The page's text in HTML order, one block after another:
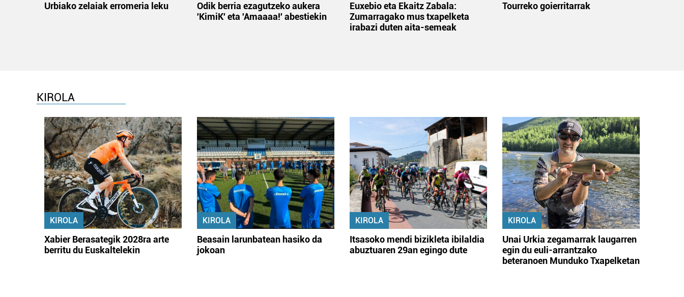
Urbiako zelaiak erromeria leku
Odik berria ezagutzeko aukera
'KimiK' eta 'Amaaaa!' abestiekin
Euxebio eta Ekaitz Zabala:
Zumarragako mus txapelketa
irabazi duten aita-semeak
Tourreko goierritarrak
KIROLA
KIROLA
Xabier Berasategik 2028ra arte
berritu du Euskaltelekin
KIROLA
Beasain larunbatean hasiko da
jokoan
KIROLA
Itsasoko mendi bizikleta ibilaldia
abuztuaren 29an egingo dute
KIROLA
Unai Urkia zegamarrak laugarren
egin du euli-arrantzako
beteranoen Munduko Txapelketan